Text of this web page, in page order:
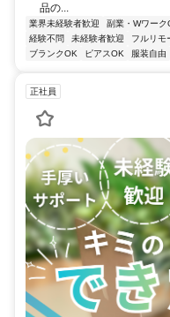
品の...
業界未経験者歓迎 副業・Wワーク
経験不問
未経験者歓迎 フルリモ
ブランクOK
ピアスOK 服装自由
正社員